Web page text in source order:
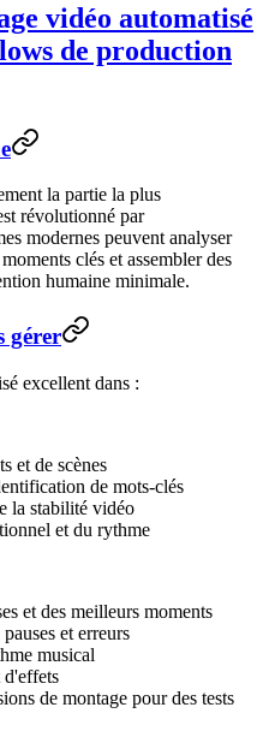
vidéo automatisé
de production
la partie la plus
révolutionné par
modernes peuvent analyser
clés et assembler des
humaine minimale.
gérer
excellent dans :
et de scènes
de mots-clés
la stabilité vidéo
et du rythme
et des meilleurs moments
et erreurs
musical
de montage pour des tests